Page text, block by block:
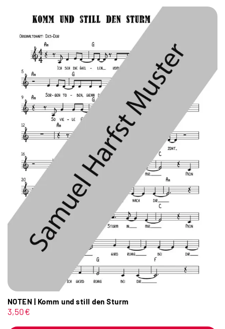
NOTEN | Komm und still den Sturm
3,50€